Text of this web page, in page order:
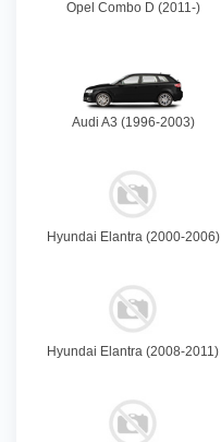
Opel Combo D (2011-)
Audi A3 (1996-2003)
Hyundai Elantra (2000-2006)
Hyundai Elantra (2008-2011)